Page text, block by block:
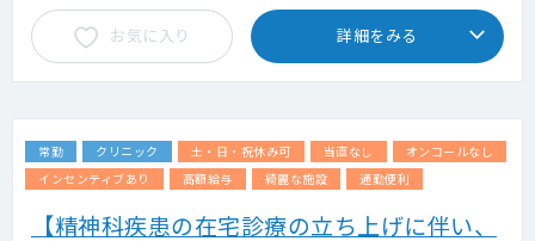
自宅待機
オンコール待機1件2,000円
みで対応している為）
ーキンソン病など、神経内科症例を数多く経
験可能
★負担が少ない：終末期患者は少なく、精神
的・体力的に無理なく勤務できます
経学会専門医、日本神経治療学会名誉会員で
す）
＜勤務内容＞
お気に入り 詳細をみる
常勤 クリニック 土・日・祝休み可 当直なし
オンコールなし
インセンティブあり
高額給与 綺麗な施設 通勤便利
【精神科疾患の在宅診療の立ち上げに伴い、